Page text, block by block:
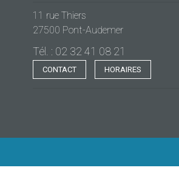
11 rue Thiers
27500 Pont-Audemer
Tél. : 02 32 41 08 21
CONTACT HORAIRES